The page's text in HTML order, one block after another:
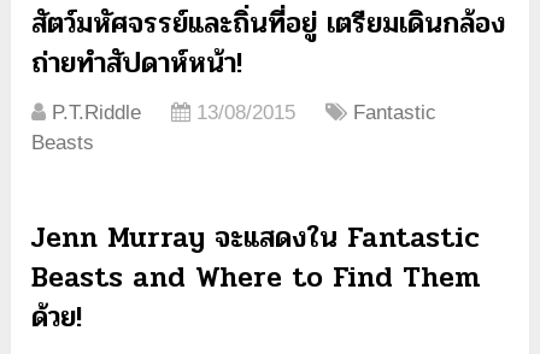
สัตว์มหัศจรรย์และถิ่นที่อยู่ เตรียมเดินกล้อง
ถ่ายทำสัปดาห์หน้า!
P.T.Riddle 13/08/2015
Fantastic
Beasts
Jenn Murray จะแสดงใน Fantastic
Beasts and Where to Find Them
ด้วย!